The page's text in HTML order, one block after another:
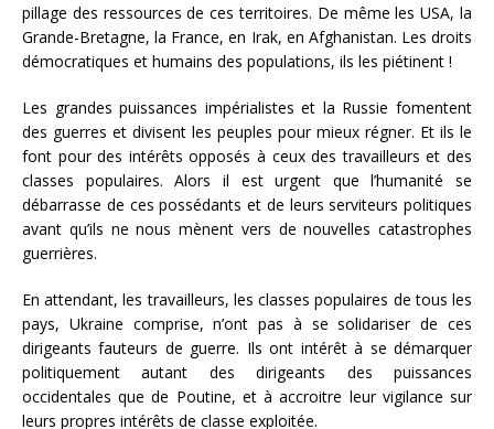
pillage des ressources de ces territoires. De même les USA, la
Grande-Bretagne, la France, en Irak, en Afghanistan. Les droits
démocratiques et humains des populations, ils les piétinent !
Les grandes puissances impérialistes et la Russie fomentent
des guerres et divisent les peuples pour mieux régner. Et ils le
font pour des intérêts opposés à ceux des travailleurs et des
classes populaires. Alors il est urgent que l’humanité se
débarrasse de ces possédants et de leurs serviteurs politiques
avant qu’ils ne nous mènent vers de nouvelles catastrophes
guerrières.
En attendant, les travailleurs, les classes populaires de tous les
pays, Ukraine comprise, n’ont pas à se solidariser de ces
dirigeants fauteurs de guerre. Ils ont intérêt à se démarquer
politiquement autant des dirigeants des puissances
occidentales que de Poutine, et à accroitre leur vigilance sur
leurs propres intérêts de classe exploitée.